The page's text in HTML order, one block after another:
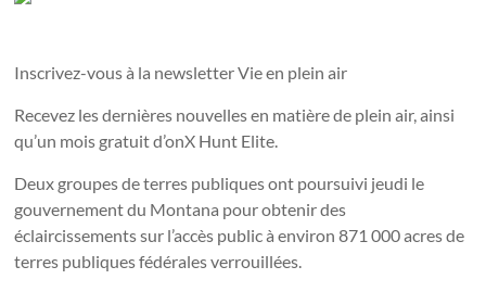
Inscrivez-vous à la newsletter Vie en plein air
Recevez les dernières nouvelles en matière de plein air, ainsi
qu’un mois gratuit d’onX Hunt Elite.
Deux groupes de terres publiques ont poursuivi jeudi le
gouvernement du Montana pour obtenir des
éclaircissements sur l’accès public à environ 871 000 acres de
terres publiques fédérales verrouillées.